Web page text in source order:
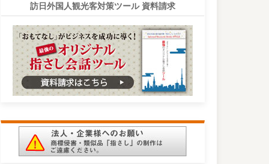
訪日外国人観光客対策ツール 資料請求